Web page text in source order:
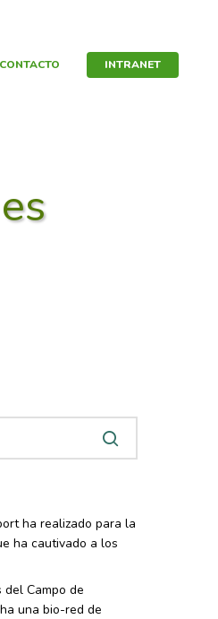
CONTACTO INTRANET
ha realizado para la
ha cautivado a los
del Campo de
una bio-red de